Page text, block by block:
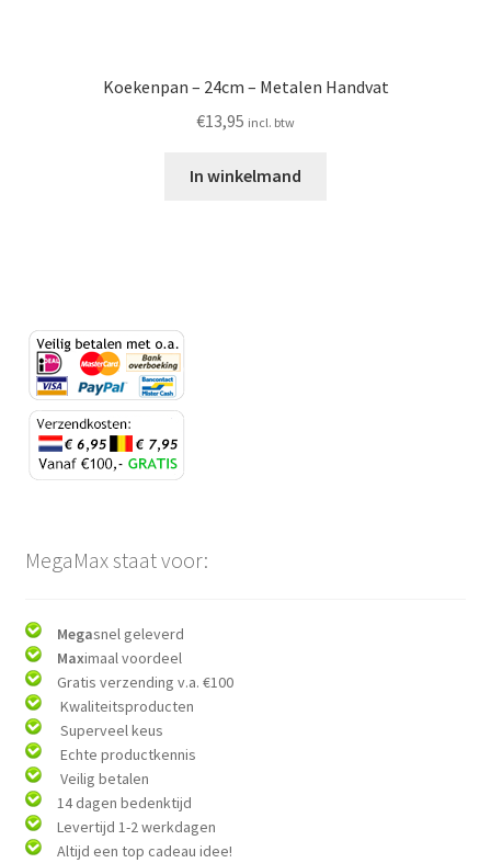
Koekenpan – 24cm – Metalen Handvat
€13,95 incl. btw
In winkelmand
MegaMax staat voor:
Megasnel geleverd
Maximaal voordeel
Gratis verzending v.a. €100
Kwaliteitsproducten
Superveel keus
Echte productkennis
Veilig betalen
14 dagen bedenktijd
Levertijd 1-2 werkdagen
Altijd een top cadeau idee!